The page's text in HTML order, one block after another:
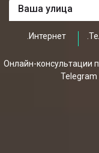
.Интернет
Онлайн-консультации